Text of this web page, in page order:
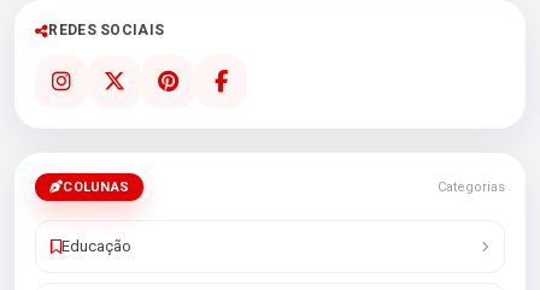
REDES SOCIAIS
COLUNAS Categorias
Educação